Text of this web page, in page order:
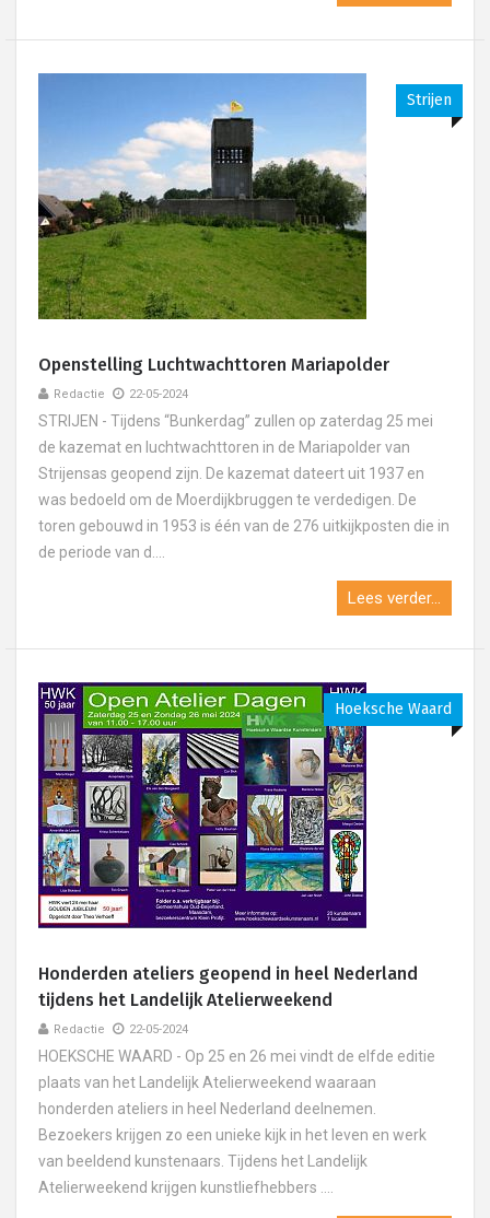
Strijen
Openstelling Luchtwachttoren Mariapolder
Redactie 22-05-2024
STRIJEN - Tijdens “Bunkerdag” zullen op zaterdag 25 mei
de kazemat en luchtwachttoren in de Mariapolder van
Strijensas geopend zijn. De kazemat dateert uit 1937 en
was bedoeld om de Moerdijkbruggen te verdedigen. De
toren gebouwd in 1953 is één van de 276 uitkijkposten die in
de periode van d....
Lees verder...
Hoeksche Waard
Honderden ateliers geopend in heel Nederland
tijdens het Landelijk Atelierweekend
Redactie 22-05-2024
HOEKSCHE WAARD - Op 25 en 26 mei vindt de elfde editie
plaats van het Landelijk Atelierweekend waaraan
honderden ateliers in heel Nederland deelnemen.
Bezoekers krijgen zo een unieke kijk in het leven en werk
van beeldend kunstenaars. Tijdens het Landelijk
Atelierweekend krijgen kunstliefhebbers ....